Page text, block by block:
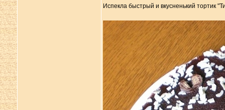
Испекла быстрый и вкусненький тортик